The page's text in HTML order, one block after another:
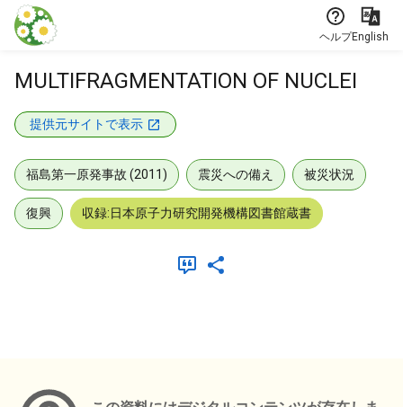
本文に飛ぶ
ヘルプEnglish
MULTIFRAGMENTATION OF NUCLEI
提供元サイトで表示
福島第一原発事故 (2011) 震災への備え 被災状況
復興 収録:日本原子力研究開発機構図書館蔵書